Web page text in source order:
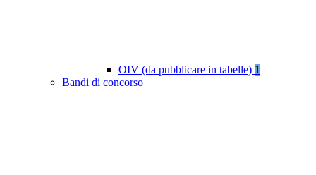
OIV (da pubblicare in tabelle) 1
Bandi di concorso